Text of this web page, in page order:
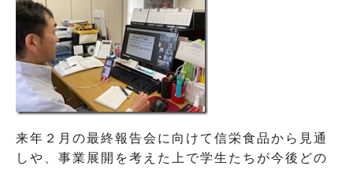
来年２月の最終報告会に向けて信栄食品から見通
しや、事業展開を考えた上で学生たちが今後どの